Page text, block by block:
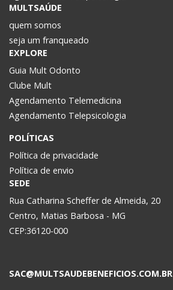
MULTSAÚDE
quem somos
seja um franqueado
EXPLORE
Guia Mult Odonto
Clube Mult
Agendamento Telemedicina
Agendamento Telepsicologia
POLÍTICAS
Política de privacidade
Política de envio
SEDE
Rua Catharina Scheffer de Almeida, 20
Centro, Matias Barbosa - MG
CEP:36120-000
SAC@MULTSAUDEBENEFICIOS.COM.BR